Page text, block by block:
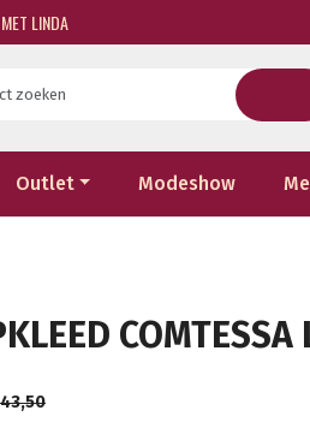
LINDA
Outlet Modeshow